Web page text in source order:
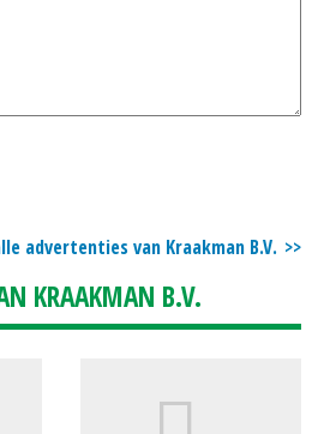
advertenties van Kraakman B.V.
KRAAKMAN B.V.